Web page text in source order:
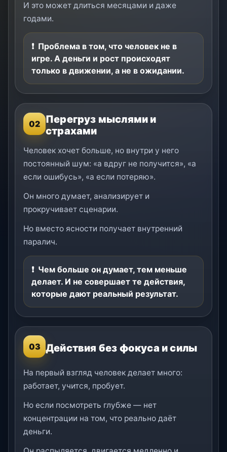
И это может длиться месяцами и даже
годами.
Проблема в том, что человек не в
игре. А деньги и рост происходят
только в движении, а не в ожидании.
02 Перегруз мыслями и
страхами
Человек хочет больше, но внутри у него
постоянный шум: «а вдруг не получится», «а
если ошибусь», «а если потеряю».
Он много думает, анализирует и
прокручивает сценарии.
Но вместо ясности получает внутренний
паралич.
Чем больше он думает, тем меньше
делает. И не совершает те действия,
которые дают реальный результат.
03 Действия без фокуса и силы
На первый взгляд человек делает много:
работает, учится, пробует.
Но если посмотреть глубже — нет
концентрации на том, что реально даёт
деньги.